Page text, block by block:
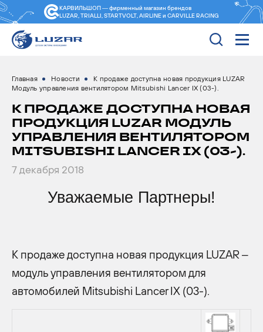
КАРВИЛЬШОП — фирменный магазин брендов
LUZAR, TRIALLI, STARTVOLT, AIRLINE и CARVILLE RACING
Главная Новости
К продаже доступна новая продукция LUZAR
Модуль управления вентилятором Mitsubishi Lancer IX (03-).
К ПРОДАЖЕ ДОСТУПНА НОВАЯ
ПРОДУКЦИЯ LUZAR МОДУЛЬ
УПРАВЛЕНИЯ ВЕНТИЛЯТОРОМ
MITSUBISHI LANCER IX (03-).
7 декабря 2018
Уважаемые Партнеры!
К продаже доступна новая продукция LUZAR –
модуль управления вентилятором для
автомобилей Mitsubishi Lancer IX (03-).